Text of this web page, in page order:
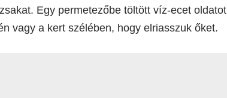
Egy permetezőbe töltött víz-ecet oldatot
vagy a kert szélében, hogy elriasszuk őket.